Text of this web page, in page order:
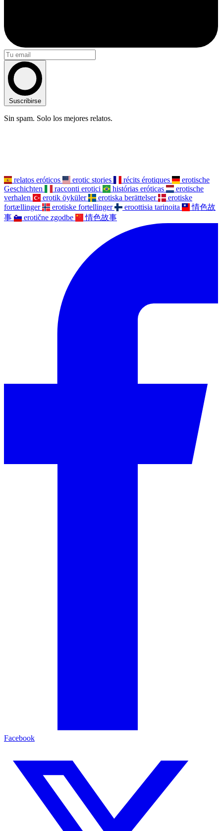
Suscribirse
Sin spam. Solo los mejores relatos.
relatos eróticos erotic stories récits érotiques
erotische
Geschichten
racconti erotici histórias eróticas
erotische
verhalen
erotik öyküler erotiska berättelser
erotiske
fortællinger
erotiske fortellinger eroottisia tarinoita
情色故
事
erotične zgodbe 情色故事
Facebook